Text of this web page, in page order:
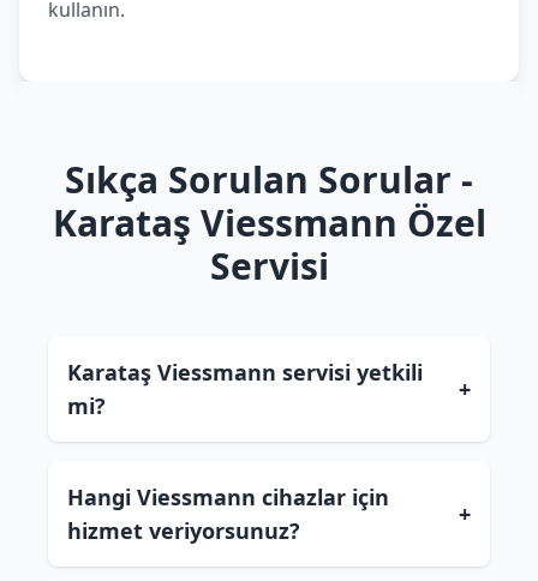
kullanın.
Sıkça Sorulan Sorular -
Karataş Viessmann Özel
Servisi
Karataş Viessmann servisi yetkili
mi?
+
Hangi Viessmann cihazlar için
hizmet veriyorsunuz?
+